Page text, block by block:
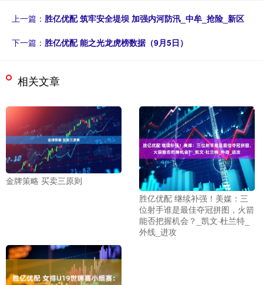
上一篇： 胜亿优配 筑牢安全堤坝 加强内河防汛_中牟_抢险_新区
下一篇： 胜亿优配 能之光龙虎榜数据（9月5日）
相关文章
金牌策略 买卖三原则
胜亿优配 继续补强！美媒：三
位射手谁是最佳夺冠拼图，火箭
能否把握机会？_凯文·杜兰特_
外线_进攻